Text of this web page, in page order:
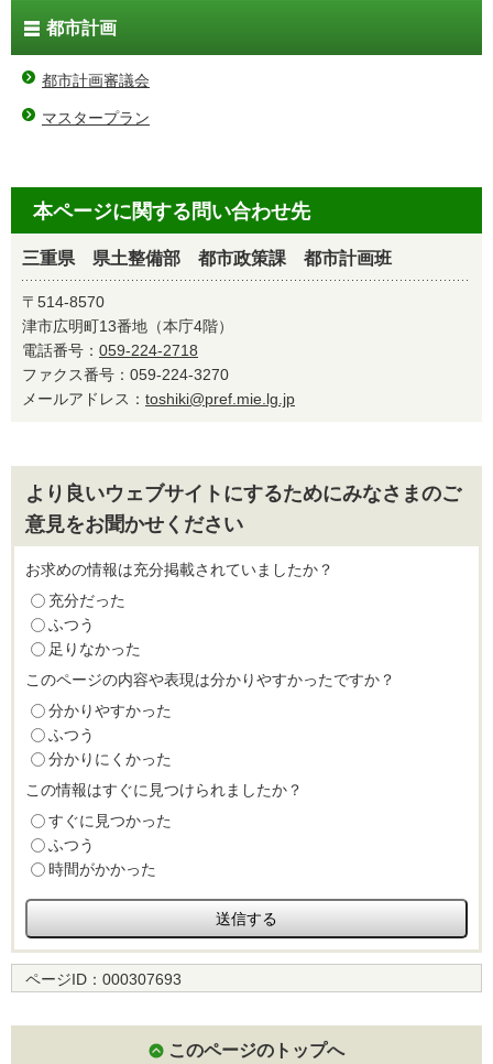
都市計画
都市計画審議会
マスタープラン
本ページに関する問い合わせ先
三重県 県土整備部 都市政策課 都市計画班
〒514-8570
津市広明町13番地（本庁4階）
電話番号： 059-224-2718
ファクス番号：059-224-3270
メールアドレス： toshiki@pref.mie.lg.jp
より良いウェブサイトにするためにみなさまのご
意見をお聞かせください
お求めの情報は充分掲載されていましたか？
充分だった
ふつう
足りなかった
このページの内容や表現は分かりやすかったですか？
分かりやすかった
ふつう
分かりにくかった
この情報はすぐに見つけられましたか？
すぐに見つかった
ふつう
時間がかかった
ページID： 000307693
このページのトップへ